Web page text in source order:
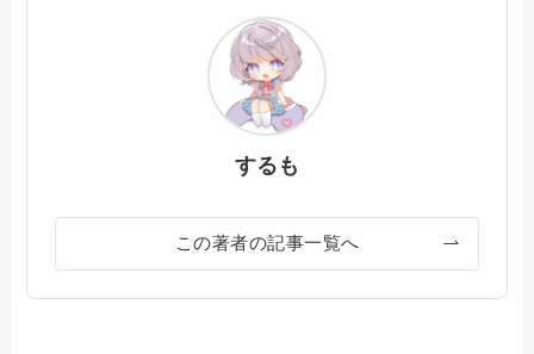
するも
この著者の記事一覧へ